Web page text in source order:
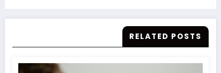
RELATED POSTS